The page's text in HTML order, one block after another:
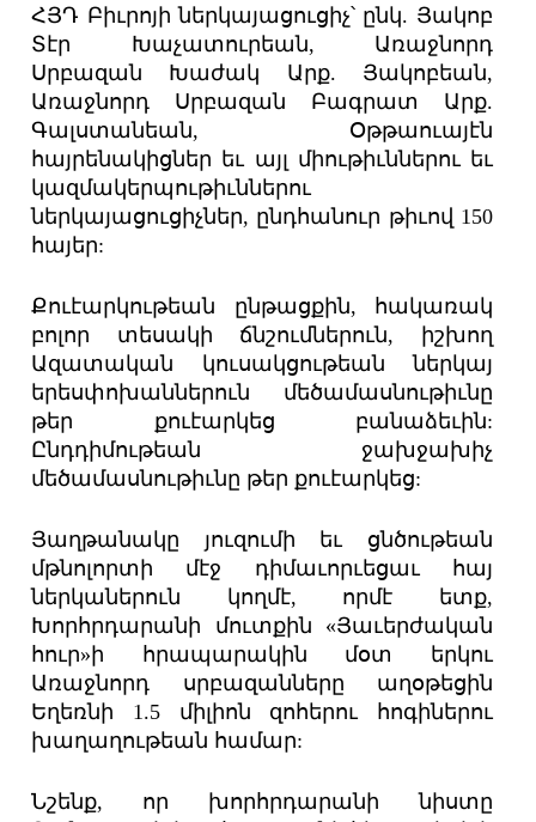
ՀՅԴ Բիւրոյի ներկայացուցիչ՝ ընկ. Յակոբ
Տէր Խաչատուրեան, Առաջնորդ
Սրբազան Խաժակ Արք. Յակոբեան,
Առաջնորդ Սրբազան Բագրատ Արք.
Գալստանեան, Օթթաուայէն
հայրենակիցներ եւ այլ միութիւններու եւ
կազմակերպութիւններու
ներկայացուցիչներ, ընդհանուր թիւով 150
հայեր:
Քուէարկութեան ընթացքին, հակառակ
բոլոր տեսակի ճնշումներուն, իշխող
Ազատական կուսակցութեան ներկայ
երեսփոխաններուն մեծամասնութիւնը
թեր քուէարկեց բանաձեւին:
Ընդդիմութեան ջախջախիչ
մեծամասնութիւնը թեր քուէարկեց:
Յաղթանակը յուզումի եւ ցնծութեան
մթնոլորտի մէջ դիմաւորւեցաւ հայ
ներկաներուն կողմէ, որմէ ետք,
Խորհրդարանի մուտքին «Յաւերժական
հուր»ի հրապարակին մօտ երկու
Առաջնորդ սրբազանները աղօթեցին
Եղեռնի 1.5 միլիոն զոհերու հոգիներու
խաղաղութեան համար:
Նշենք, որ խորհրդարանի նիստը